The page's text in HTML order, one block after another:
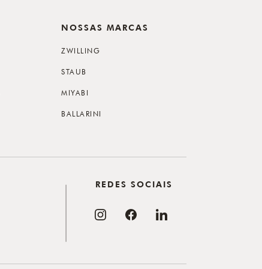
NOSSAS MARCAS
ZWILLING
STAUB
MIYABI
BALLARINI
REDES SOCIAIS